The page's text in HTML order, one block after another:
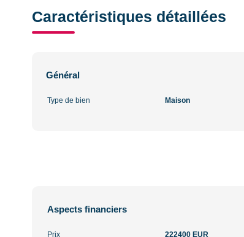
Caractéristiques détaillées
Général
Type de bien Maison
Aspects financiers
Prix 222400 EUR